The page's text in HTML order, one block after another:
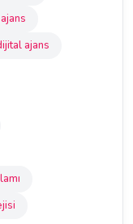
ajans